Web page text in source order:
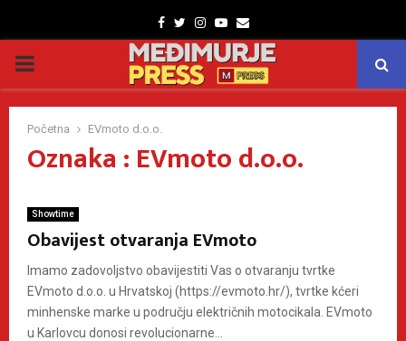
Facebook
TwitterInstagram
Youtube
Email
PRIMARY
MENU
Početna EVmoto d.o.o.
Oznaka : EVmoto d.o.o.
Showtime
Obavijest otvaranja EVmoto
Imamo zadovoljstvo obavijestiti Vas o otvaranju tvrtke
EVmoto d.o.o. u Hrvatskoj (https://evmoto.hr/), tvrtke kćeri
minhenske marke u području električnih motocikala. EVmoto
u Karlovcu donosi revolucionarne...